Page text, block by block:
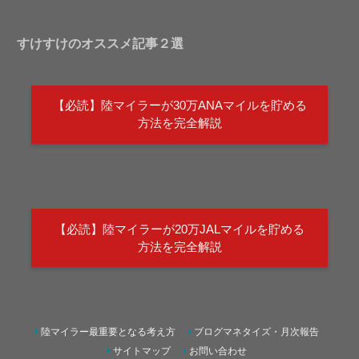
すけすけのオススメ記事２選
【必読】陸マイラーが30万ANAマイルを貯める
方法を完全解説
【必読】陸マイラーが20万JALマイルを貯める
方法を完全解説
陸マイラー最重要となる考え方
ブログマネタイズ・月次報告
サイトマップ
お問い合わせ